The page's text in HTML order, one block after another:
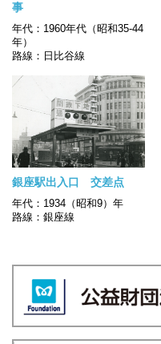
事
年代：1960年代（昭和35-44
年）
路線：日比谷線
銀座駅出入口 交差点
年代：1934（昭和9）年
路線：銀座線